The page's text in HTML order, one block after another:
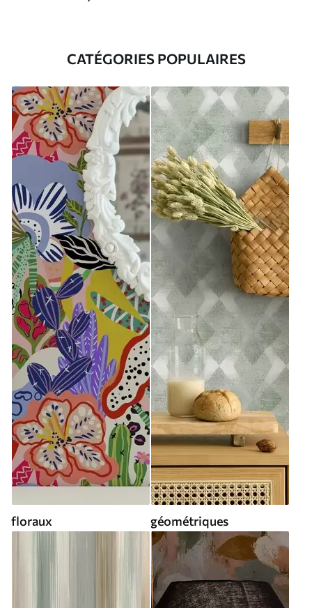
CATÉGORIES POPULAIRES
floraux géométriques